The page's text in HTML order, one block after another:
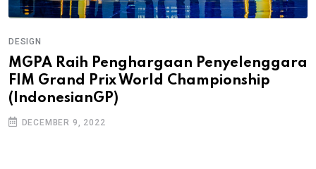
DESIGN
MGPA Raih Penghargaan Penyelenggara
FIM Grand Prix World Championship
(IndonesianGP)
DECEMBER 9, 2022